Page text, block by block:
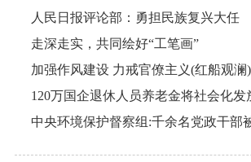
人民日报评论部：勇担民族复兴大任
走深走实，共同绘好“工笔画”
加强作风建设 力戒官僚主义(红船观澜)
120万国企退休人员养老金将社会化发
中央环境保护督察组:千余名党政干部